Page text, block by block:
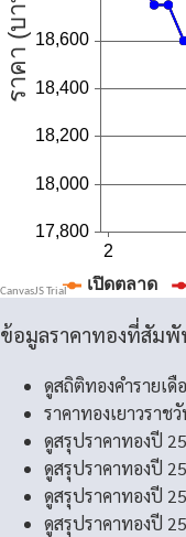
ข้อมูลราคาทองที่สัม
ดูสถิติทองคำรายเ
ราคาทองเยาวราช
ดูสรุปราคาทองปี
ดูสรุปราคาทองปี
ดูสรุปราคาทองปี
ดูสรุปราคาทองปี